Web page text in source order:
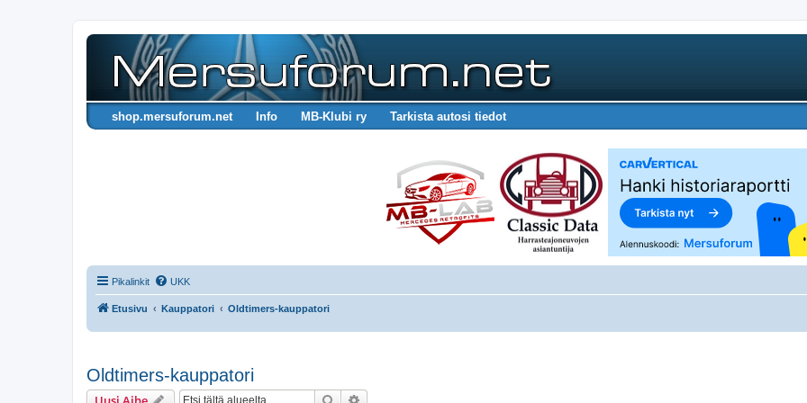
shop.mersuforum.net Info MB-Klubi ry Tarkista autosi tiedot
Pikalinkit UKK
Etusivu Kauppatori Oldtimers-kauppatori
Oldtimers-kauppatori
Etsi